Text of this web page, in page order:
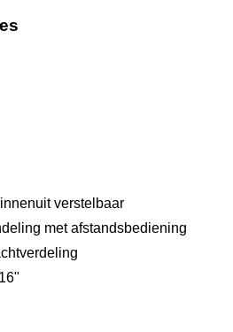
verstelbaar
met afstandsbediening